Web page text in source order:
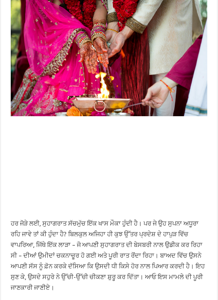
ਹਰ ਜੋੜੇ ਲਈ, ਸੁਹਾਗਰਾਤ ਸੱਚਮੁੱਚ ਇੱਕ ਖਾਸ ਮੌਕਾ ਹੁੰਦੀ ਹੈ। ਪਰ ਜੇ ਉਹ ਸੁਪਨਾ ਅਧੂਰਾ
ਰਹਿ ਜਾਵੇ ਤਾਂ ਕੀ ਹੁੰਦਾ ਹੈ? ਬਿਲਕੁਲ ਅਜਿਹਾ ਹੀ ਕੁਝ ਉੱਤਰ ਪ੍ਰਦੇਸ਼ ਦੇ ਹਾਪੁੜ ਵਿੱਚ
ਵਾਪਰਿਆ, ਜਿੱਥੇ ਇੱਕ ਲਾੜਾ – ਜੋ ਆਪਣੀ ਸੁਹਾਗਰਾਤ ਦੀ ਬੇਸਬਰੀ ਨਾਲ ਉਡੀਕ ਕਰ ਰਿਹਾ
ਸੀ – ਦੀਆਂ ਉਮੀਦਾਂ ਚਕਨਾਚੂਰ ਹੋ ਗਈ ਅਤੇ ਪੂਰੀ ਰਾਤ ਰੋਂਦਾ ਰਿਹਾ। ਬਾਅਦ ਵਿੱਚ ਉਸਨੇ
ਆਪਣੀ ਸੱਸ ਨੂੰ ਫ਼ੋਨ ਕਰਕੇ ਦੱਸਿਆ ਕਿ ਉਸਦੀ ਧੀ ਕਿਸੇ ਹੋਰ ਨਾਲ ਪਿਆਰ ਕਰਦੀ ਹੈ। ਇਹ
ਸੁਣ ਕੇ, ਉਸਦੇ ਸਹੁਰੇ ਨੇ ਉੱਚੀ-ਉੱਚੀ ਚੀਕਣਾ ਸ਼ੁਰੂ ਕਰ ਦਿੱਤਾ। ਆਓ ਇਸ ਮਾਮਲੇ ਦੀ ਪੂਰੀ
ਜਾਣਕਾਰੀ ਜਾਣੀਏ।